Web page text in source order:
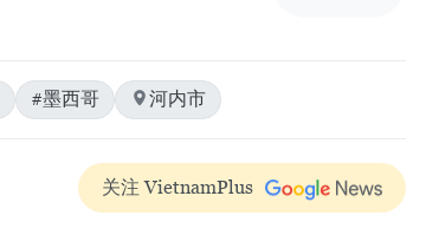
#墨西哥 河内市
关注 VietnamPlus